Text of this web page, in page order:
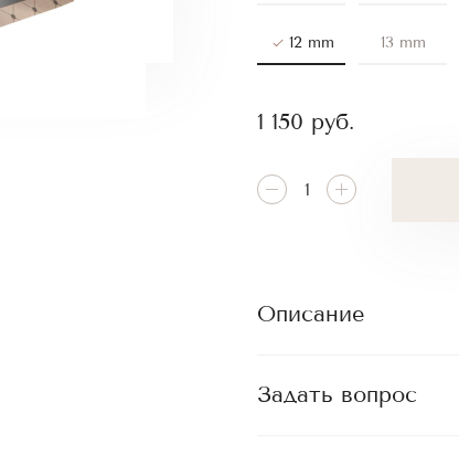
12 mm 13 mm
1 150 руб.
Описание
Задать вопрос